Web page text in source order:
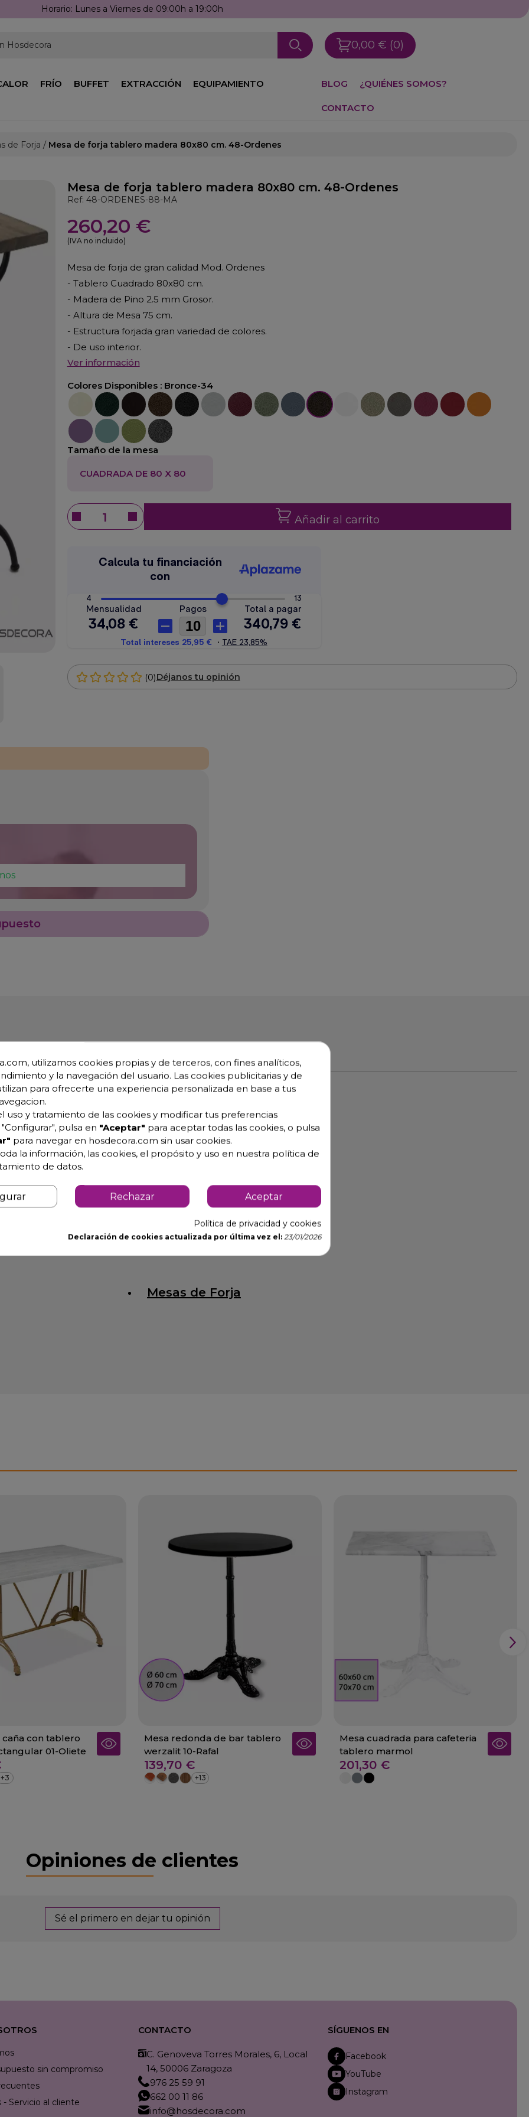
Llámanos: 976 25 59 91
Hosdecora 0,00 € (0)
FRÍO BUFFET EXTRACCIÓN EQUIPAMIENTO BLOG ¿QUIÉNES SOMOS?
CONTACTO
de Forja Mesa de forja tablero madera 80x80 cm. 48-Ordenes
Mesa de forja tablero madera 80x80 cm. 48-Ordenes
Ref: 48-ORDENES-88-MA
260,20 €
(IVA no incluido)
Mesa de forja de gran calidad Mod. Ordenes
- Tablero Cuadrado 80x80 cm.
- Madera de Pino 2.5 mm Grosor.
- Altura de Mesa 75 cm.
- Estructura forjada gran variedad de colores.
- De uso interior.
Ver información
Colores Disponibles : Bronce-34
Crema-22Verde-23Marrón-25
Oxido-26Negro-27Plata-29Burdeos-30
Verde-32Azúl-33Bronce-34Blanco-36
Cava-38Natural-48
Fucsia-40Rojo-47Naranja-49
Violeta-42
Azúl-52Verde-45
Gris-21
Tamaño de la mesa
CUADRADA DE 80 X 80
Añadir al carrito
(0)Déjanos tu opinión
jardines de hotel, terrazas de bar, etc...
Mesas de Forja
con tablero
01-Oliete
+3
Mesa redonda de bar tablero
werzalit 10-Rafal
139,70 €
+13
Mesa cuadrada para cafeteria
tablero marmol
201,30 €
Opiniones de clientes
Sé el primero en dejar tu opinión
sin compromiso
Servicio al cliente
CONTACTO
C. Genoveva Torres Morales, 6, Local
14, 50006 Zaragoza
976 25 59 91
662 00 11 86
info@hosdecora.com
SÍGUENOS EN
Facebook
YouTube
Instagram
utilizamos cookies propias y de terceros, con fines analíticos,
y la navegación del usuario. Las cookies publicitarias y de
para ofrecerte una experiencia personalizada en base a tus
uso y tratamiento de las cookies y modificar tus preferencias
pulsa en "Aceptar" para aceptar todas las cookies, o pulsa
para navegar en hosdecora.com sin usar cookies.
la información, las cookies, el propósito y uso en nuestra política de
de datos.
Rechazar Aceptar
Política de privacidad y cookies
Declaración de cookies actualizada por última vez el: 23/01/2026